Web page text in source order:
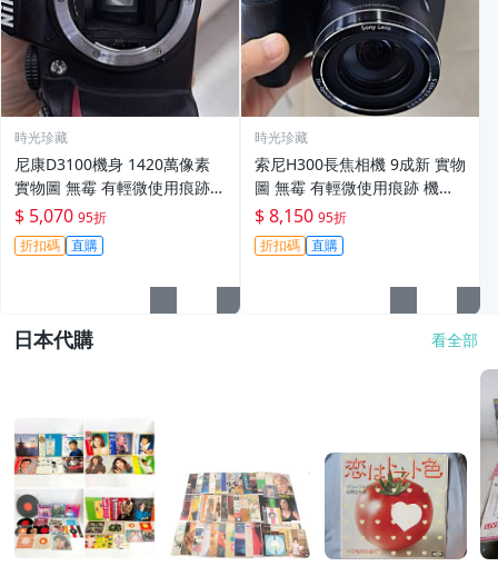
時光珍藏
尼康D3100機身 1420萬像素
實物圖 無霉 有輕微使用痕跡
機身原裝 無拆修無翻新 臨-34
3
$ 5,070 95折
折扣碼 直購
時光珍藏
索尼H300長焦相機 9成新 實物
圖 無霉 有輕微使用痕跡 機身
鏡頭原裝 無拆修無翻新-3430
$ 8,150 95折
折扣碼 直購
日本代購 看全部